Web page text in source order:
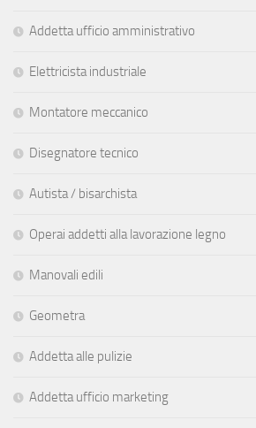
Addetta ufficio amministrativo
Elettricista industriale
Montatore meccanico
Disegnatore tecnico
Autista / bisarchista
Operai addetti alla lavorazione legno
Manovali edili
Geometra
Addetta alle pulizie
Addetta ufficio marketing